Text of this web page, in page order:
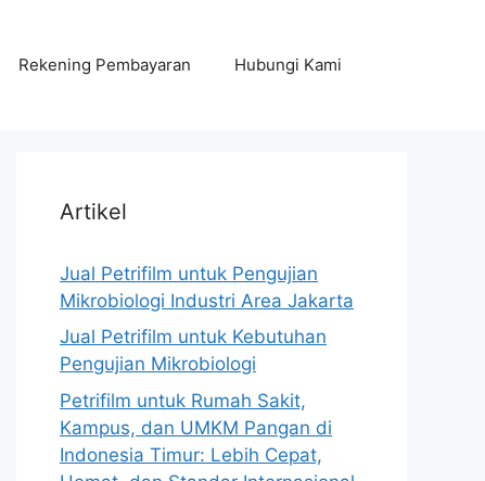
Rekening Pembayaran Hubungi Kami
Artikel
Jual Petrifilm untuk Pengujian
Mikrobiologi Industri Area Jakarta
Jual Petrifilm untuk Kebutuhan
Pengujian Mikrobiologi
Petrifilm untuk Rumah Sakit,
Kampus, dan UMKM Pangan di
Indonesia Timur: Lebih Cepat,